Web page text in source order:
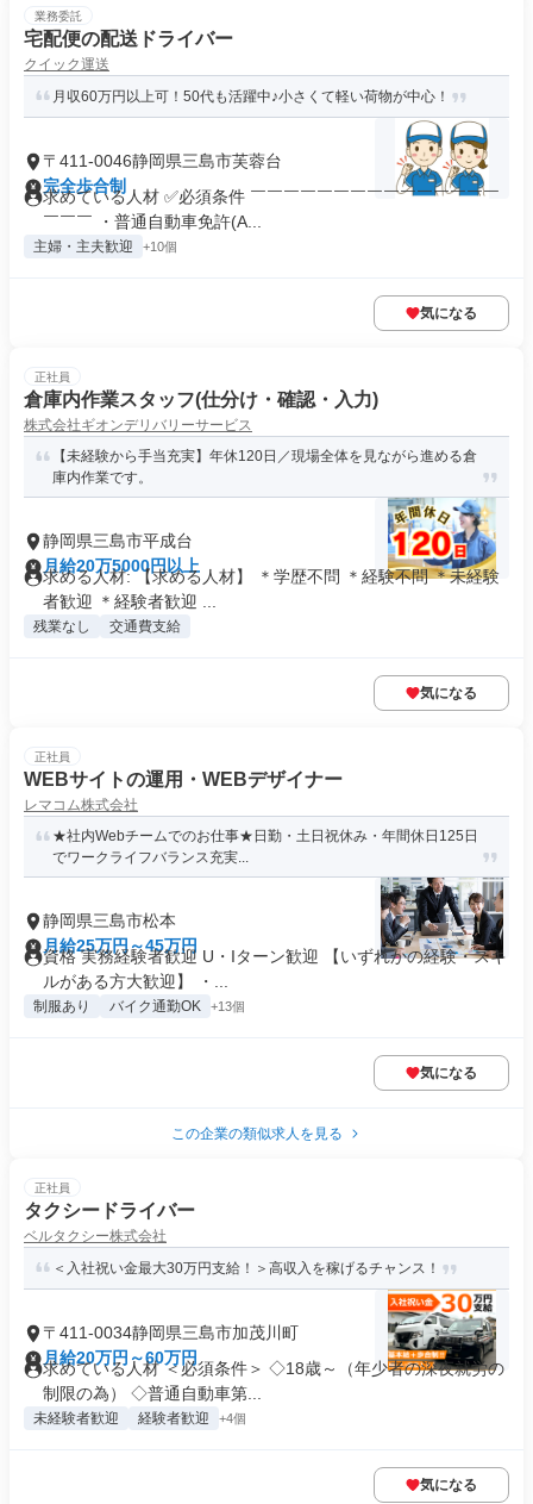
業務委託
宅配便の配送ドライバー
クイック運送
月収60万円以上可！50代も活躍中♪小さくて軽い荷物が中心！
〒411-0046静岡県三島市芙蓉台
完全歩合制
求めている人材 ✅必須条件 ￣￣￣￣￣￣￣￣￣￣￣￣￣￣￣
￣￣￣ ・普通自動車免許(A...
主婦・主夫歓迎 +10個
気になる
正社員
倉庫内作業スタッフ(仕分け・確認・入力)
株式会社ギオンデリバリーサービス
【未経験から手当充実】年休120日／現場全体を見ながら進める倉
庫内作業です。
静岡県三島市平成台
月給20万5000円以上
求める人材: 【求める人材】 ＊学歴不問 ＊経験不問 ＊未経験
者歓迎 ＊経験者歓迎 ...
残業なし 交通費支給
気になる
正社員
WEBサイトの運用・WEBデザイナー
レマコム株式会社
★社内Webチームでのお仕事★日勤・土日祝休み・年間休日125日
でワークライフバランス充実...
静岡県三島市松本
月給25万円～45万円
資格 実務経験者歓迎 U・Iターン歓迎 【いずれかの経験・スキ
ルがある方大歓迎】 ・...
制服あり バイク通勤OK +13個
気になる
この企業の類似求人を見る
正社員
タクシードライバー
ベルタクシー株式会社
＜入社祝い金最大30万円支給！＞高収入を稼げるチャンス！
〒411-0034静岡県三島市加茂川町
月給20万円～60万円
求めている人材 ＜必須条件＞ ◇18歳～（年少者の深夜就労の
制限の為） ◇普通自動車第...
未経験者歓迎 経験者歓迎 +4個
気になる